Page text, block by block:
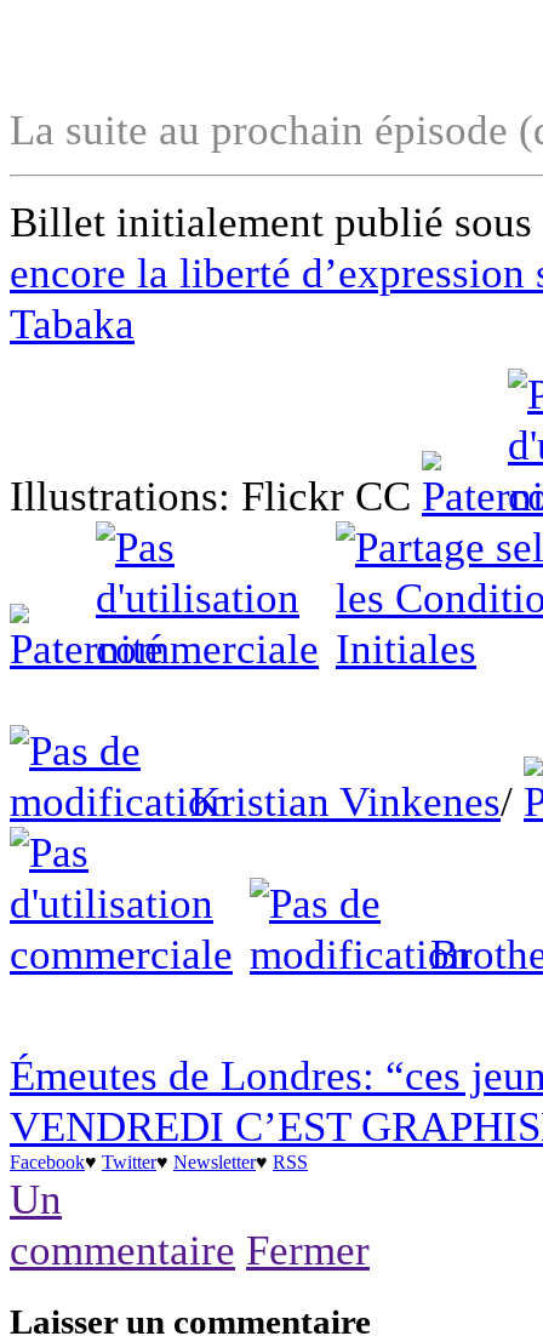
La suite au prochain épisode
Billet initialement publié
encore la liberté d’expression
Tabaka
Illustrations: Flickr CC
Kristian Vinkenes/
Émeutes de Londres: “ces
VENDREDI C’EST
Facebook♥ Twitter♥ Newsletter♥ RSS
Un
commentaire Fermer
Laisser un commentaire